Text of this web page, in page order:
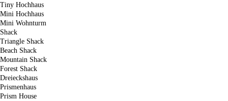
Tiny Hochhaus
Mini Hochhaus
Mini Wohnturm
Shack
Triangle Shack
Beach Shack
Mountain Shack
Forest Shack
Dreieckshaus
Prismenhaus
Prism House